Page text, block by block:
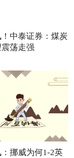
中泰证券：煤炭
荡走强
挪威为何1-2英